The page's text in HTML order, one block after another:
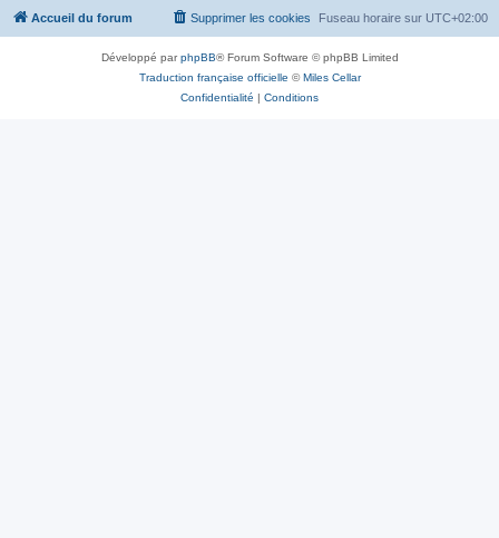
Accueil du forum Fuseau horaire sur UTC+02:00
Supprimer les cookies
Développé parphpBB® Forum Software © phpBB Limited
Traduction française officielle ©Miles Cellar
Confidentialité | Conditions